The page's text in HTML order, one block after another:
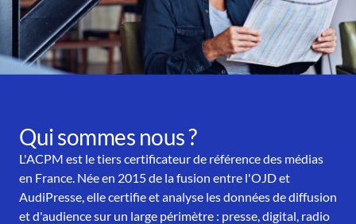
Qui sommes nous ?
L'ACPM est le tiers certificateur de référence des médias
en France. Née en 2015 de la fusion entre l'OJD et
AudiPresse, elle certifie et analyse les données de diffusion
et d'audience sur un large périmètre : presse, digital, radio